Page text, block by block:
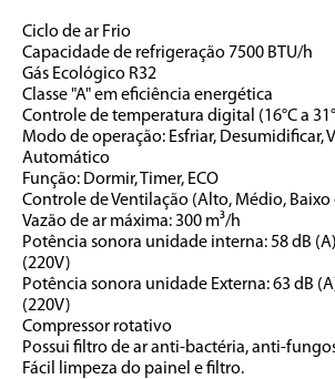
Ciclo de ar Frio
Capacidade de refrigeração 7500 BTU/h
Gás Ecológico R32
Classe "A" em eficiência energética
Controle de temperatura digital (16°C a
Modo de operação: Esfriar, Desumidificar,
Automático
Função: Dormir, Timer, ECO
Controle de Ventilação (Alto, Médio,
Vazão de ar máxima: 300 m³/h
Potência sonora unidade interna: 58 dB
(220V)
Potência sonora unidade Externa: 63 dB
(220V)
Compressor rotativo
Possui filtro de ar anti-bactéria, anti-
Fácil limpeza do painel e filtro.